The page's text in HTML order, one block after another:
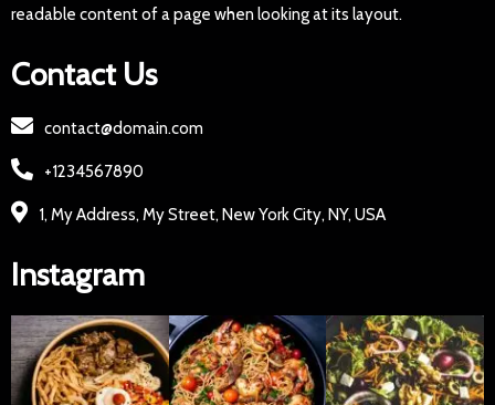
readable content of a page when looking at its layout.
Contact Us
contact@domain.com
+1234567890
1, My Address, My Street, New York City, NY, USA
Instagram